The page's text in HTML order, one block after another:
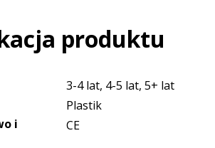
produktu
3-4 lat, 4-5 lat, 5+ lat
Plastik
i
CE